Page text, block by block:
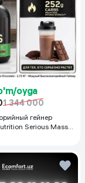
oyga
1 344 000
гейнер
Serious Mass,